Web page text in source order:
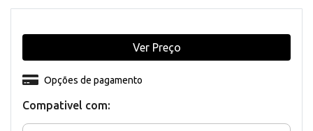
Compativel com:
Opções de pagamento
Ver Preço